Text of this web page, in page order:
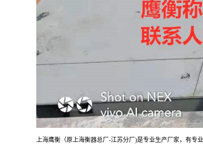
上海鹰衡（原上海衡器总厂 -江苏分厂 )是专业生产厂家，有专